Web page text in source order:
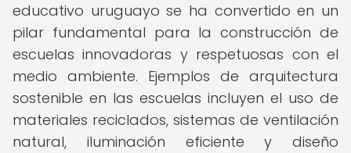
educativo uruguayo se ha convertido en un
pilar fundamental para la construcción de
escuelas innovadoras y respetuosas con el
medio ambiente. Ejemplos de arquitectura
sostenible en las escuelas incluyen el uso de
materiales reciclados, sistemas de ventilación
natural, iluminación eficiente y diseño